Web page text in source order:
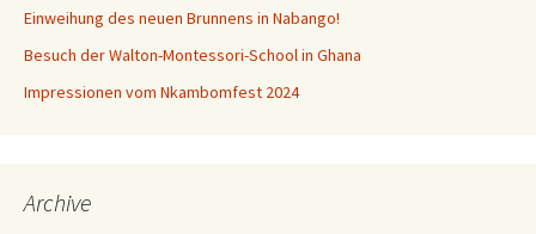
Einweihung des neuen Brunnens in Nabango!
Besuch der Walton-Montessori-School in Ghana
Impressionen vom Nkambomfest 2024
Archive